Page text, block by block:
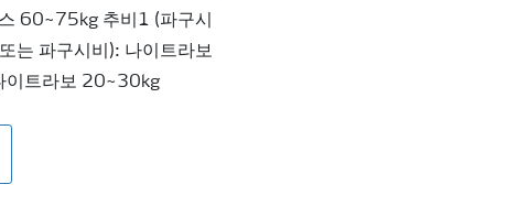
60~75kg 추비1 (파구시
는 파구시비): 나이트라보
이트라보 20~30kg